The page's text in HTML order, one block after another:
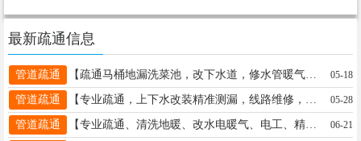
最新疏通信息
管道疏通 【疏通马桶地漏洗菜池，改下水道，修水管暖气测漏水7776789】: 疏通改装维修上下水管道、疏通污水井管道、电锤打孔、安装更换水管、便池、阀门、热水器。疏通管道、修水管、换阀门、水龙头、水表、坐便器便盆、皮碗、水钻打孔，卫生间防水，建筑杂活疏通管道 承接疏通各种疑难下水道、上下水安装 专业疏通改装上、下水管道、电锤打孔、便池阀门热水器。疏通管道修水管换阀门、水龙头、水表、坐便器便盆、皮碗、水钻打孔，家庭电工、卫生间防水、清洗地暖 精准测漏水 地暖 暖气 自来水精准测漏水 地暖测堵 开换锁 清洗太阳能 清洗热水器 地址、电话：服务电话7776789一15631997277 05-18
管道疏通 05-28
管道疏通 【专业疏通、清洗地暖、改水电暖气、电工、精准测漏2882265】: 🍀🍎😊精准测漏，换分水器、疏通改装上、下水管道、污水管道、电锤打孔、安装更换维修水管（PPR、铝塑管，pvc管、PE给水管）便池、阀门、热水器，修水管、水龙头、水表，坐便器便盆、皮碗、水钻打孔卫生间做防水、疏通各种疑难下水道、空调维修、移机加氟、清洗回收、修装太阳能热水器，地暖暖气、地暖打压清洗，专业电工，电焊工上门服务，开锁换锁，修装学校商场中央空调，修装消防管道、修装各种消防喷头。 地址、电话：桥东13085842946……桥西15532942470 06-21